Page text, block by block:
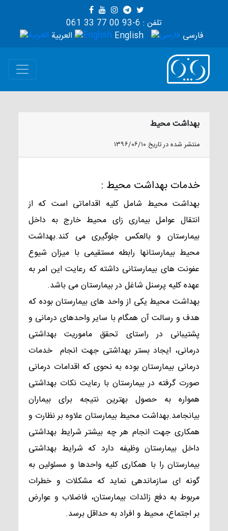
تلفن : 6-93 00 77 33 061
العربية
English فارسی
بهداشت محیط
منتشر شده در تاریخ ۱۳۹۶/۰۶/۱۰
خدمات بهداشت محیط :
بهداشت محیط شامل کلیه اقداماتی است که از
انتقال عوامل بیماری زای محیط خارج به داخل
بیمارستان و بالعکس جلوگیری می کند.بهداشت
محیط بیمارستانها رابطه مستقیمی با میزان شیوع
عفونت های بیمارستانی داشته که رعایت این امر به
عهده کلیه پرسنل شاغل در بیمارستان می باشد.
بهداشت محیط یکی از واحد های بیمارستان بوده که
هدف و رسالت آن همگام با سایر واحدهای درمانی و
پشتیبانی در راستای تحقق ماموریت بهداشتی
درمانی، ایجاد بستر بهداشتی جهت انجام خدمات
درمانی بیمارستان بوده به نحوی که اقدامات درمانی
صورت گرفته در بیمارستان با رعایت نکات بهداشتی
همواره به حصول بهترین نتیجه برای بیماران
بیانجامد.بهداشت محیط بیمارستان علاوه بر نظارت و
همکاری جهت انجام هر چه بیشتر شرایط بهداشتی
داخل بیمارستان وظیفه دارد که شرایط بهداشتی
بیمارستان را با همکاری کلیه واحدها و مسئولین به
گونه ای سازماندهی نماید که مشکلات و خطرات
مربوط به دفع زائدات بیمارستان، فاضلاب و عوارض
بر اجتماع، محیط و افراد به حداقل برسد.